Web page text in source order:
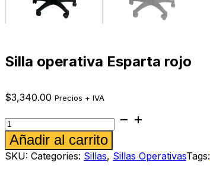
Silla operativa Esparta rojo
$3,340.00 Precios + IVA
Silla
operativa
Esparta
rojo
cantidad
Añadir al carrito
SKU: Categories: Sillas, Sillas OperativasTags: